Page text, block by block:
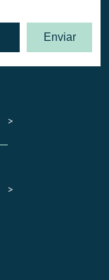
Enviar